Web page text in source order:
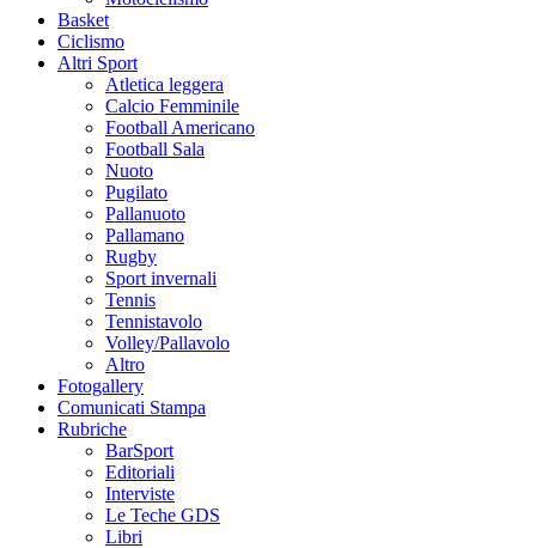
Basket
Ciclismo
Altri Sport
Atletica leggera
Calcio Femminile
Football Americano
Football Sala
Nuoto
Pugilato
Pallanuoto
Pallamano
Rugby
Sport invernali
Tennis
Tennistavolo
Volley/Pallavolo
Altro
Fotogallery
Comunicati Stampa
Rubriche
BarSport
Editoriali
Interviste
Le Teche GDS
Libri